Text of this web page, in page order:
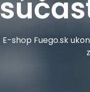
E-shop Fuego.sk